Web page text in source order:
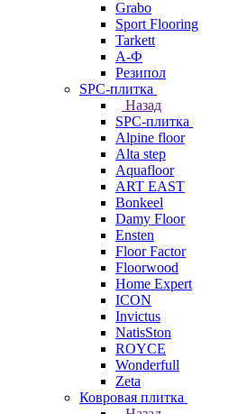
Grabo
Sport Flooring
Tarkett
А-Ф
Резипол
SPC-плитка
Назад
SPC-плитка
Alpine floor
Alta step
Aquafloor
ART EAST
Bonkeel
Damy Floor
Ensten
Floor Factor
Floorwood
Home Expert
ICON
Invictus
NatisSton
ROYCE
Wonderfull
Zeta
Ковровая плитка